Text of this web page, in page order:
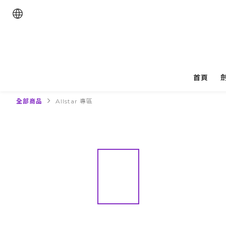
首頁
全部商品 Allstar 專區